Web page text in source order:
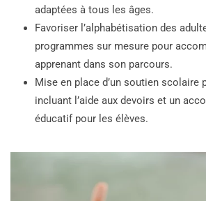
adaptées à tous les âges.
Favoriser l’alphabétisation des
programmes sur mesure pour
apprenant dans son parcours.
Mise en place d’un soutien scolaire
incluant l’aide aux devoirs et un
éducatif pour les élèves.